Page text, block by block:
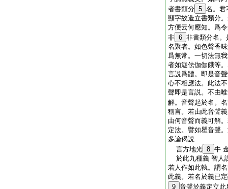
者書類分 5 名。君
顯字故造立書類分
方便云何應知。爲
非 6 非書類分名。
名聚者。如色聲香
爲無常。一切法無
者如迦佉伽伽餓等
言説爲體。即是音
心不相應法。此法
聲即是言説。不由
解。音聲起於名。
稱言。若由此音聲
由何音聲而義可解
定法。譬如瞿音聲
多論偈説
言方地光 8 牛
於此九種義 智人
若人作如此執。謂
此義。若名於義已
9 音聲於義定立